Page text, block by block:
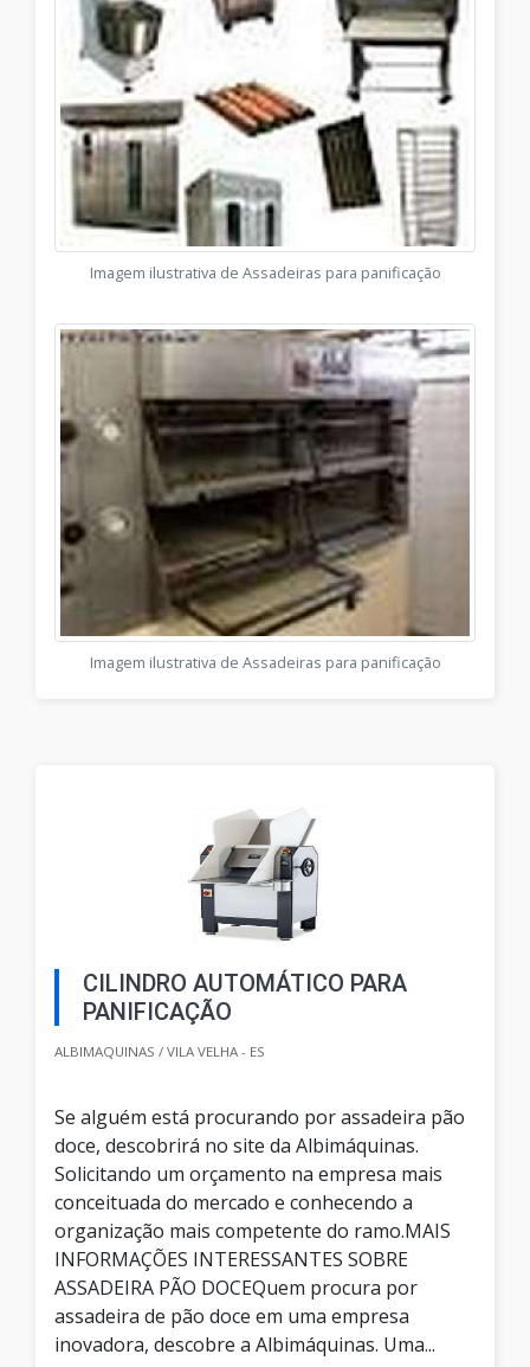
Imagem ilustrativa de Assadeiras para panificação
Imagem ilustrativa de Assadeiras para panificação
CILINDRO AUTOMÁTICO PARA
PANIFICAÇÃO
ALBIMAQUINAS / VILA VELHA - ES
Se alguém está procurando por assadeira pão
doce, descobrirá no site da Albimáquinas.
Solicitando um orçamento na empresa mais
conceituada do mercado e conhecendo a
organização mais competente do ramo.MAIS
INFORMAÇÕES INTERESSANTES SOBRE
ASSADEIRA PÃO DOCEQuem procura por
assadeira de pão doce em uma empresa
inovadora, descobre a Albimáquinas. Uma...